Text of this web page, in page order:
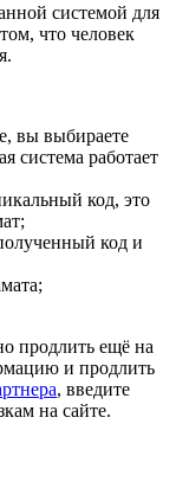
системой для
что человек
вы выбираете
система работает
код, это
код и
продлить ещё на
и продлить
, введите
на сайте.